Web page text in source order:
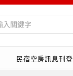
民宿空房訊息刊登